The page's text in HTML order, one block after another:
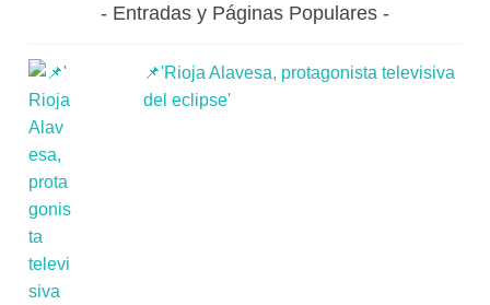
Entradas y Páginas Populares
📌'Rioja Alavesa, protagonista televisiva
del eclipse'